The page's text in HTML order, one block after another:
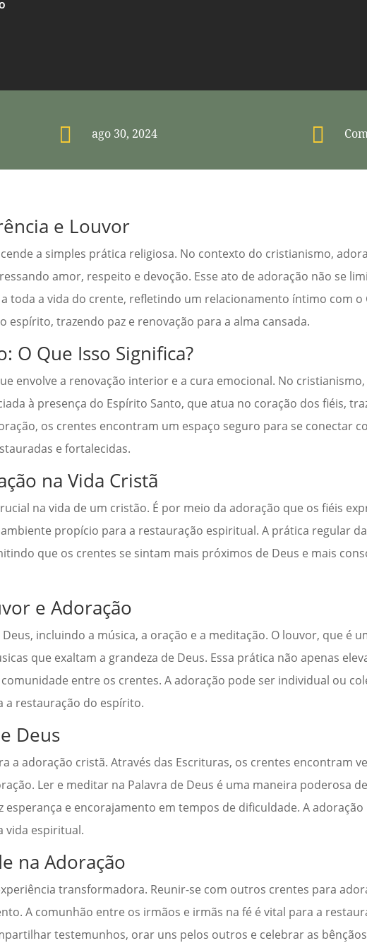
 ago 30, 2024 
e Louvor
a simples prática religiosa. No contexto do cristianismo,
amor, respeito e devoção. Esse ato de adoração não se
toda a vida do crente, refletindo um relacionamento íntimo com o
trazendo paz e renovação para a alma cansada.
O Que Isso Significa?
envolve a renovação interior e a cura emocional. No cristianismo,
à presença do Espírito Santo, que atua no coração dos fiéis,
os crentes encontram um espaço seguro para se conectar
e fortalecidas.
na Vida Cristã
na vida de um cristão. É por meio da adoração que os fiéis
propício para a restauração espiritual. A prática regular
que os crentes se sintam mais próximos de Deus e mais
e Adoração
incluindo a música, a oração e a meditação. O louvor, que é
que exaltam a grandeza de Deus. Essa prática não apenas
entre os crentes. A adoração pode ser individual ou
a restauração do espírito.
Deus
a adoração cristã. Através das Escrituras, os crentes encontram
Ler e meditar na Palavra de Deus é uma maneira poderosa
e encorajamento em tempos de dificuldade. A adoração
vida espiritual.
na Adoração
transformadora. Reunir-se com outros crentes para
A comunhão entre os irmãos e irmãs na fé é vital para a
testemunhos, orar uns pelos outros e celebrar as